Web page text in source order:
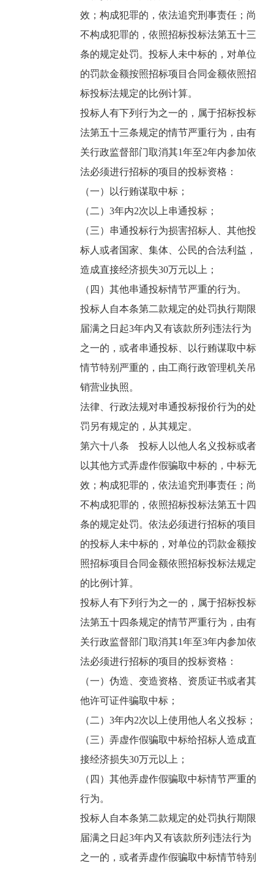
效；构成犯罪的，依法追究刑事责任；尚
不构成犯罪的，依照招标投标法第五十三
条的规定处罚。投标人未中标的，对单位
的罚款金额按照招标项目合同金额依照招
标投标法规定的比例计算。
投标人有下列行为之一的，属于招标投标
法第五十三条规定的情节严重行为，由有
关行政监督部门取消其1年至2年内参加依
法必须进行招标的项目的投标资格：
（一）以行贿谋取中标；
（二）3年内2次以上串通投标；
（三）串通投标行为损害招标人、其他投
标人或者国家、集体、公民的合法利益，
造成直接经济损失30万元以上；
（四）其他串通投标情节严重的行为。
投标人自本条第二款规定的处罚执行期限
届满之日起3年内又有该款所列违法行为
之一的，或者串通投标、以行贿谋取中标
情节特别严重的，由工商行政管理机关吊
销营业执照。
法律、行政法规对串通投标报价行为的处
罚另有规定的，从其规定。
第六十八条 投标人以他人名义投标或者
以其他方式弄虚作假骗取中标的，中标无
效；构成犯罪的，依法追究刑事责任；尚
不构成犯罪的，依照招标投标法第五十四
条的规定处罚。依法必须进行招标的项目
的投标人未中标的，对单位的罚款金额按
照招标项目合同金额依照招标投标法规定
的比例计算。
投标人有下列行为之一的，属于招标投标
法第五十四条规定的情节严重行为，由有
关行政监督部门取消其1年至3年内参加依
法必须进行招标的项目的投标资格：
（一）伪造、变造资格、资质证书或者其
他许可证件骗取中标；
（二）3年内2次以上使用他人名义投标；
（三）弄虚作假骗取中标给招标人造成直
接经济损失30万元以上；
（四）其他弄虚作假骗取中标情节严重的
行为。
投标人自本条第二款规定的处罚执行期限
届满之日起3年内又有该款所列违法行为
之一的，或者弄虚作假骗取中标情节特别